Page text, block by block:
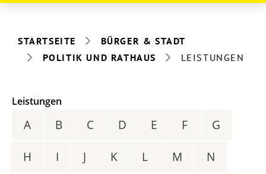
STARTSEITE
BÜRGER & STADT
POLITIK UND RATHAUS
LEISTUNGEN
Leistungen
A B C D E F G
H I J K L M N